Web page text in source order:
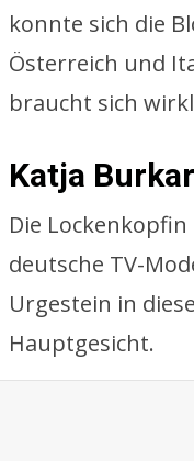
konnte sich die
Österreich und
braucht sich
Katja
Die
deutsche TV-
Urgestein in
Hauptgesicht.